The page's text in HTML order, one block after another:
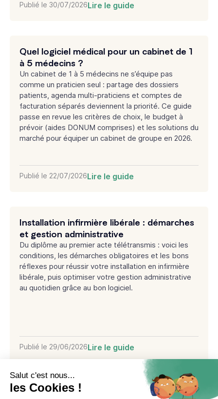
Publié le 30/07/2026Lire le guide
Quel logiciel médical pour un cabinet de 1
à 5 médecins ?
Un cabinet de 1 à 5 médecins ne s’équipe pas
comme un praticien seul : partage des dossiers
patients, agenda multi-praticiens et comptes de
facturation séparés deviennent la priorité. Ce guide
passe en revue les critères de choix, le budget à
prévoir (aides DONUM comprises) et les solutions du
marché pour équiper un cabinet de groupe en 2026.
Publié le 22/07/2026Lire le guide
Installation infirmière libérale : démarches
et gestion administrative
Du diplôme au premier acte télétransmis : voici les
conditions, les démarches obligatoires et les bons
réflexes pour réussir votre installation en infirmière
libérale, puis optimiser votre gestion administrative
au quotidien grâce au bon logiciel.
Publié le 29/06/2026Lire le guide